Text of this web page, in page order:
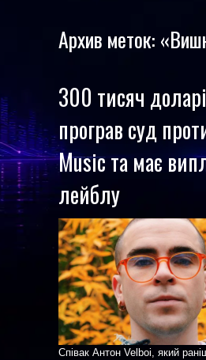
Архив меток:
300 тисяч
програв суд
Music та має
лейблу
Співак Антон Velboi, який